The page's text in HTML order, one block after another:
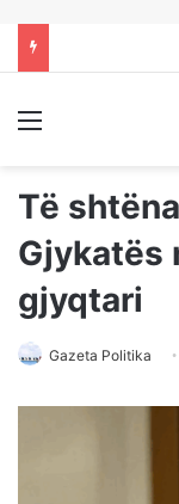
Menu
Të
Gjykatës
gjyqtari
Gazeta Politika